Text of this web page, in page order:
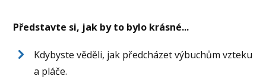
Představte si, jak by to bylo krásné...
Kdybyste věděli, jak předcházet výbuchům vzteku
a pláče.